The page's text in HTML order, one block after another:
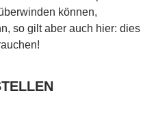
können,
so gilt aber auch hier: dies